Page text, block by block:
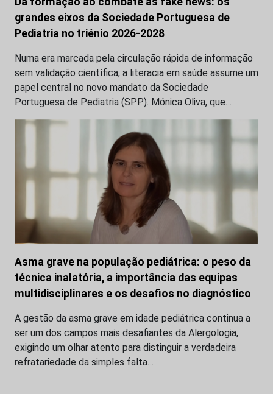
grandes eixos da Sociedade Portuguesa de
Pediatria no triénio 2026-2028
Numa era marcada pela circulação rápida de informação
sem validação científica, a literacia em saúde assume um
papel central no novo mandato da Sociedade
Portuguesa de Pediatria (SPP). Mónica Oliva, que…
Asma grave na população pediátrica: o peso da
técnica inalatória, a importância das equipas
multidisciplinares e os desafios no diagnóstico
A gestão da asma grave em idade pediátrica continua a
ser um dos campos mais desafiantes da Alergologia,
exigindo um olhar atento para distinguir a verdadeira
refratariedade da simples falta…